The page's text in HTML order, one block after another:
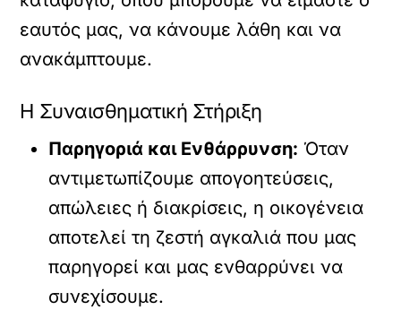
εαυτός μας, να κάνουμε λάθη και να
ανακάμπτουμε.
Η Συναισθηματική Στήριξη
Παρηγοριά και Ενθάρρυνση: Όταν
αντιμετωπίζουμε απογοητεύσεις,
απώλειες ή διακρίσεις, η οικογένεια
αποτελεί τη ζεστή αγκαλιά που μας
παρηγορεί και μας ενθαρρύνει να
συνεχίσουμε.